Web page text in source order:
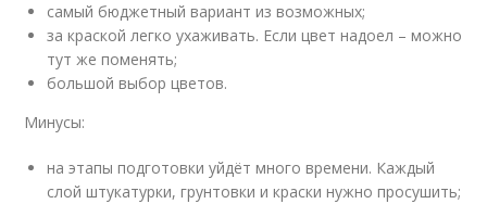
самый бюджетный вариант из возможных;
за краской легко ухаживать. Если цвет надоел – можно
тут же поменять;
большой выбор цветов.
Минусы:
на этапы подготовки уйдёт много времени. Каждый
слой штукатурки, грунтовки и краски нужно просушить;